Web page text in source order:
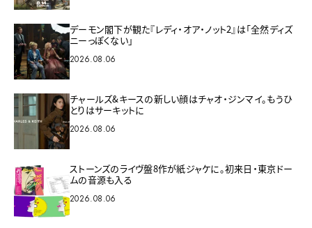
デーモン閣下が観た『レディ・オア・ノット2』は「全然ディズ
ニーっぽくない」
2026.08.06
チャールズ&キースの新しい顔はチャオ・ジンマイ。もうひ
とりはサーキットに
2026.08.06
ストーンズのライヴ盤8作が紙ジャケに。初来日・東京ドー
ムの音源も入る
2026.08.06